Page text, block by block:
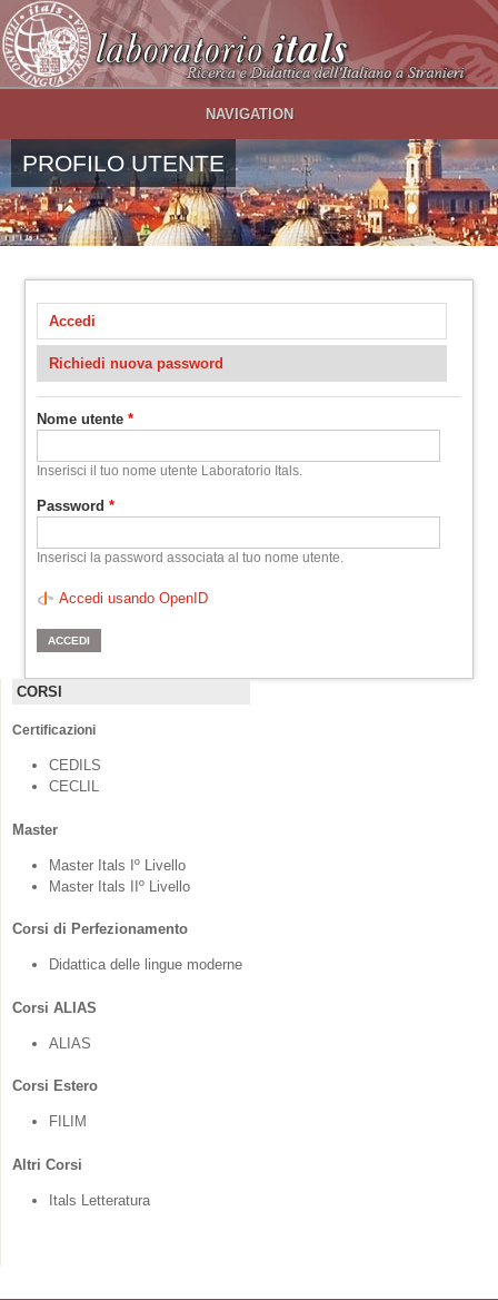
Salta al contenuto principale
NAVIGATION
PROFILO UTENTE
Schede primarie
Accedi
Richiedi nuova password
Nome utente*
Inserisci il tuo nome utente Laboratorio Itals.
Password*
Inserisci la password associata al tuo nome utente.
Accedi usando OpenID
CORSI
Certificazioni
CEDILS
CECLIL
Master
Master Itals Iº Livello
Master Itals IIº Livello
Corsi di Perfezionamento
Didattica delle lingue moderne
Corsi ALIAS
ALIAS
Corsi Estero
FILIM
Altri Corsi
Itals Letteratura